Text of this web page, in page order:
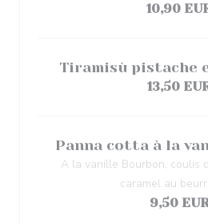
10,90
Tiramisù pistache
13,50
Panna cotta à la
A la vanille Bourbon, coulis
caramel au
9,50